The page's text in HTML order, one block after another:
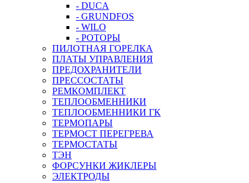
- DUCA
- GRUNDFOS
- WILO
- РОТОРЫ
ПИЛОТНАЯ ГОРЕЛКА
ПЛАТЫ УПРАВЛЕНИЯ
ПРЕДОХРАНИТЕЛИ
ПРЕССОСТАТЫ
РЕМКОМПЛЕКТ
ТЕПЛООБМЕННИКИ
ТЕПЛООБМЕННИКИ ГК
ТЕРМОПАРЫ
ТЕРМОСТ ПЕРЕГРЕВА
ТЕРМОСТАТЫ
ТЭН
ФОРСУНКИ ЖИКЛЕРЫ
ЭЛЕКТРОДЫ